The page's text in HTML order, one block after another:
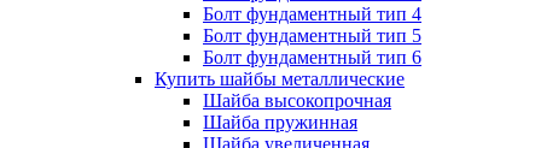
Болт фундаментный тип 4
Болт фундаментный тип 5
Болт фундаментный тип 6
Купить шайбы металлические
Шайба высокопрочная
Шайба пружинная
Шайба увеличенная